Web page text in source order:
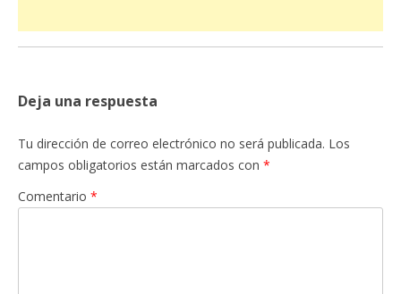
Deja una respuesta
Tu dirección de correo electrónico no será publicada. Los
campos obligatorios están marcados con *
Comentario *